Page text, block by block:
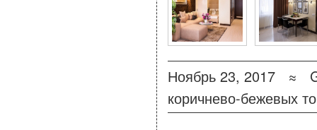
Ноябрь 23, 2017 ≈
коричнево-бежевых